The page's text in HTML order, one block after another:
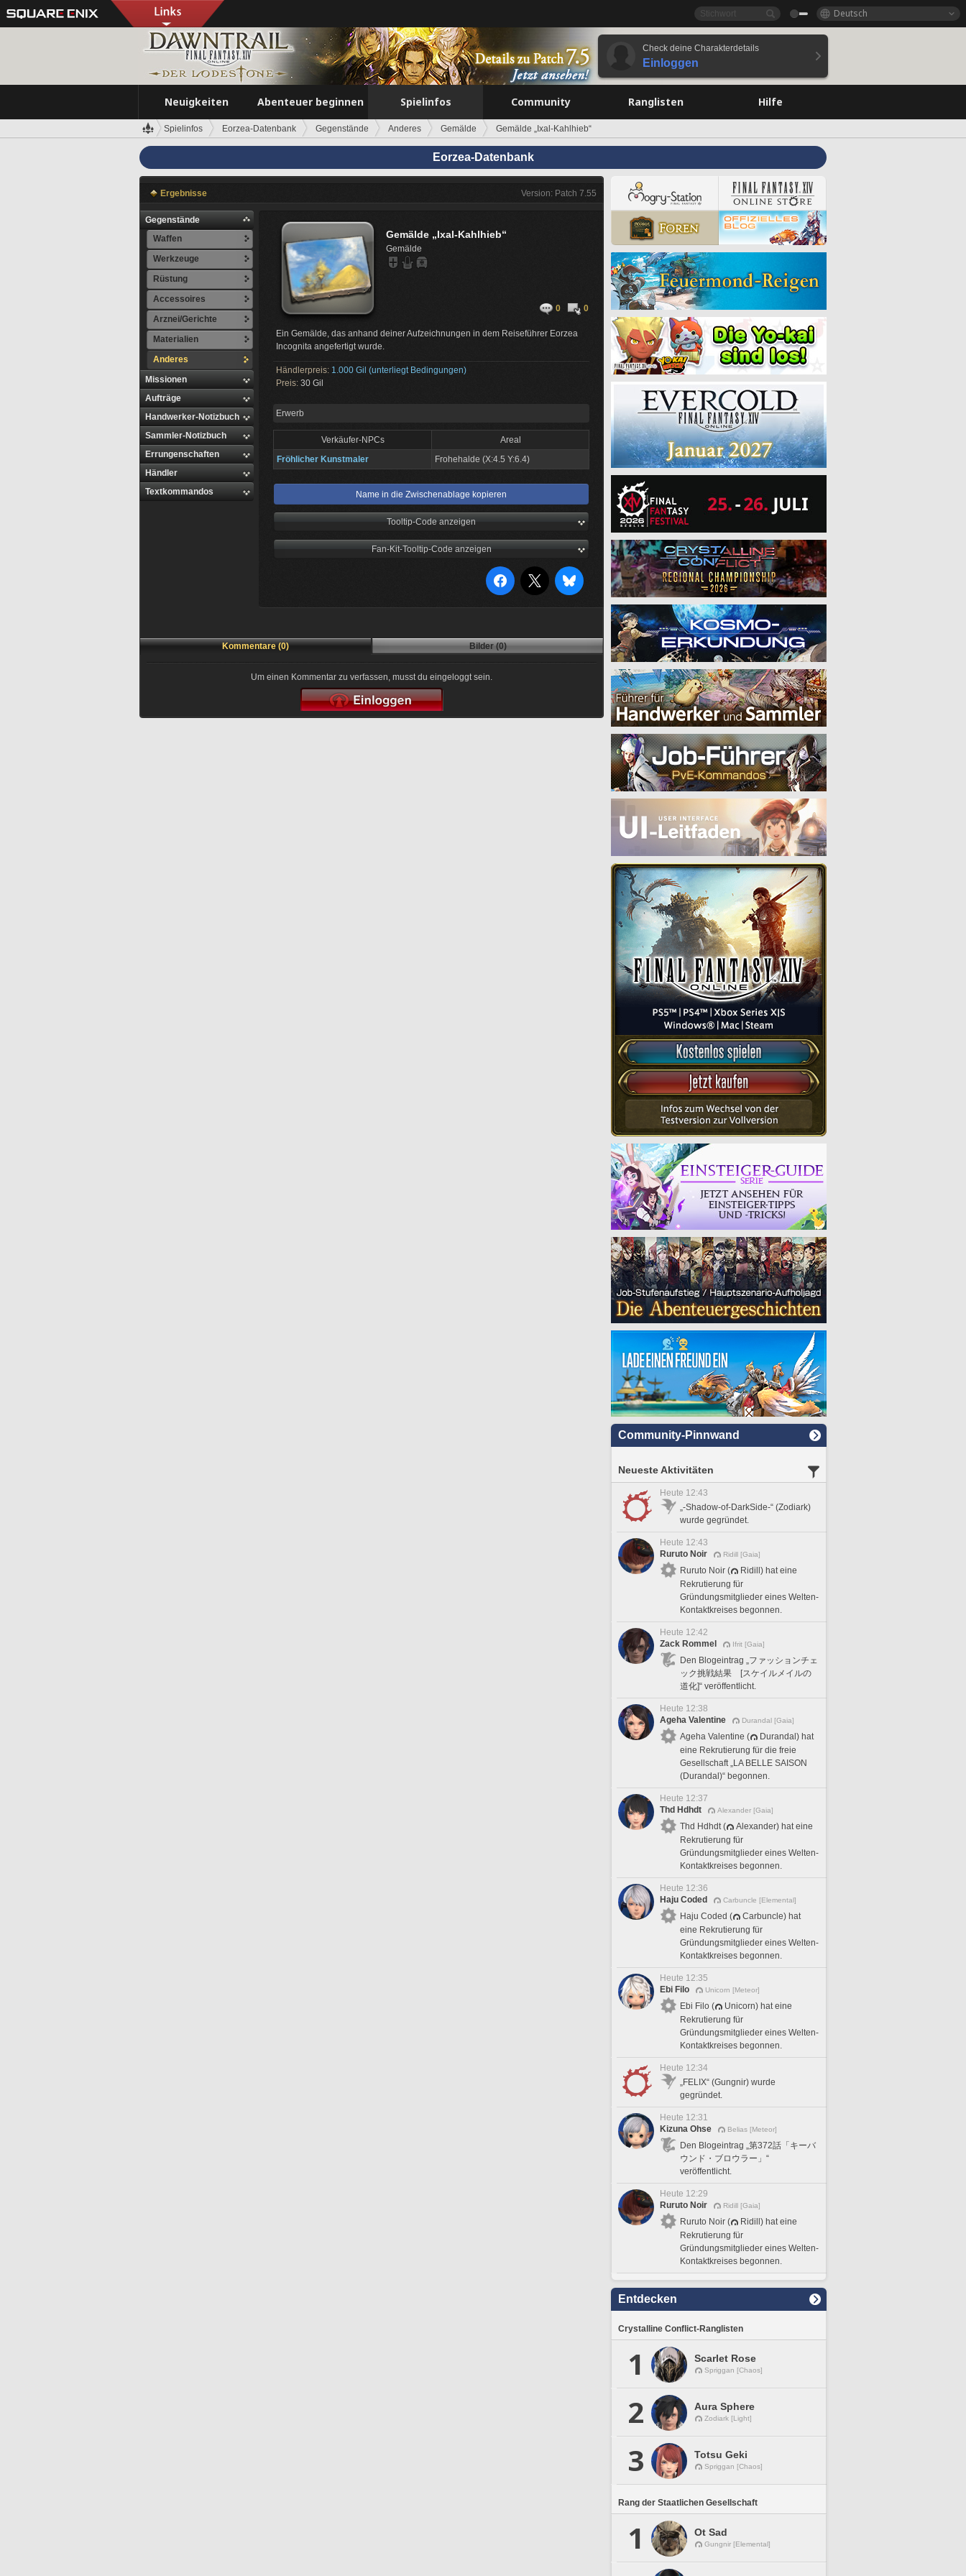
Deutsch
Check deine Charakterdetails
Einloggen
Neuigkeiten Abenteuer beginnen Spielinfos Community Ranglisten Hilfe
Spielinfos Eorzea-Datenbank Gegenstände Anderes Gemälde Gemälde „Ixal-Kahlhieb“
Eorzea-Datenbank
Ergebnisse Version: Patch 7.55
Gegenstände
Waffen
Werkzeuge
Rüstung
Accessoires
Arznei/Gerichte
Materialien
Anderes
Missionen
Aufträge
Handwerker-Notizbuch
Sammler-Notizbuch
Errungenschaften
Händler
Textkommandos
Gemälde „Ixal-Kahlhieb“
Gemälde
0 0
Ein Gemälde, das anhand deiner Aufzeichnungen in dem Reiseführer Eorzea
Incognita angefertigt wurde.
Händlerpreis: 1.000 Gil (unterliegt Bedingungen)
Preis: 30 Gil
Erwerb
Verkäufer-NPCs
Areal
Fröhlicher Kunstmaler
Frohehalde (X:4.5 Y:6.4)
Name in die Zwischenablage kopieren
Tooltip-Code anzeigen
Fan-Kit-Tooltip-Code anzeigen
Kommentare (0) Bilder (0)
Um einen Kommentar zu verfassen, musst du eingeloggt sein.
Community-Pinnwand
Neueste Aktivitäten
Heute 12:43
„-Shadow-of-DarkSide-“ (Zodiark)
wurde gegründet.
Heute 12:43
Ruruto Noir
Ridill [Gaia]
Ruruto Noir (
Ridill) hat eine
Rekrutierung für
Gründungsmitglieder eines Welten-
Kontaktkreises begonnen.
Heute 12:42
Zack Rommel
Ifrit [Gaia]
Den Blogeintrag „ファッションチェ
ック挑戦結果 [スケイルメイルの
道化]“ veröffentlicht.
Heute 12:38
Ageha Valentine
Durandal [Gaia]
Ageha Valentine (
Durandal) hat
eine Rekrutierung für die freie
Gesellschaft „LA BELLE SAISON
(Durandal)“ begonnen.
Heute 12:37
Thd Hdhdt
Alexander [Gaia]
Thd Hdhdt (
Alexander) hat eine
Rekrutierung für
Gründungsmitglieder eines Welten-
Kontaktkreises begonnen.
Heute 12:36
Haju Coded
Carbuncle [Elemental]
Haju Coded (
Carbuncle) hat
eine Rekrutierung für
Gründungsmitglieder eines Welten-
Kontaktkreises begonnen.
Heute 12:35
Ebi Filo
Unicorn [Meteor]
Ebi Filo (
Unicorn) hat eine
Rekrutierung für
Gründungsmitglieder eines Welten-
Kontaktkreises begonnen.
Heute 12:34
„FELIX“ (Gungnir) wurde
gegründet.
Heute 12:31
Kizuna Ohse
Belias [Meteor]
Den Blogeintrag „第372話「キーバ
ウンド・ブロウラー」“
veröffentlicht.
Heute 12:29
Ruruto Noir
Ridill [Gaia]
Ruruto Noir (
Ridill) hat eine
Rekrutierung für
Gründungsmitglieder eines Welten-
Kontaktkreises begonnen.
Entdecken
Crystalline Conflict-Ranglisten
1 Scarlet Rose
Spriggan [Chaos]
2 Aura Sphere
Zodiark [Light]
3 Totsu Geki
Spriggan [Chaos]
Rang der Staatlichen Gesellschaft
1 Ot Sad
Gungnir [Elemental]